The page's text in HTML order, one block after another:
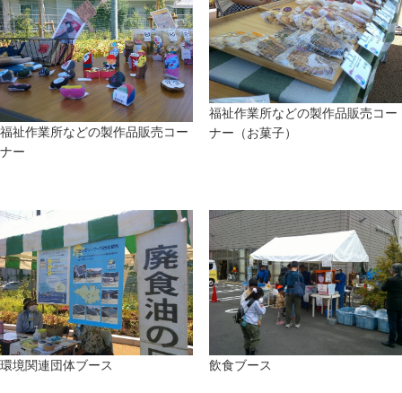
福祉作業所などの製作品販売コー
ナー
福祉作業所などの製作品販売コー
ナー（お菓子）
環境関連団体ブース 飲食ブース